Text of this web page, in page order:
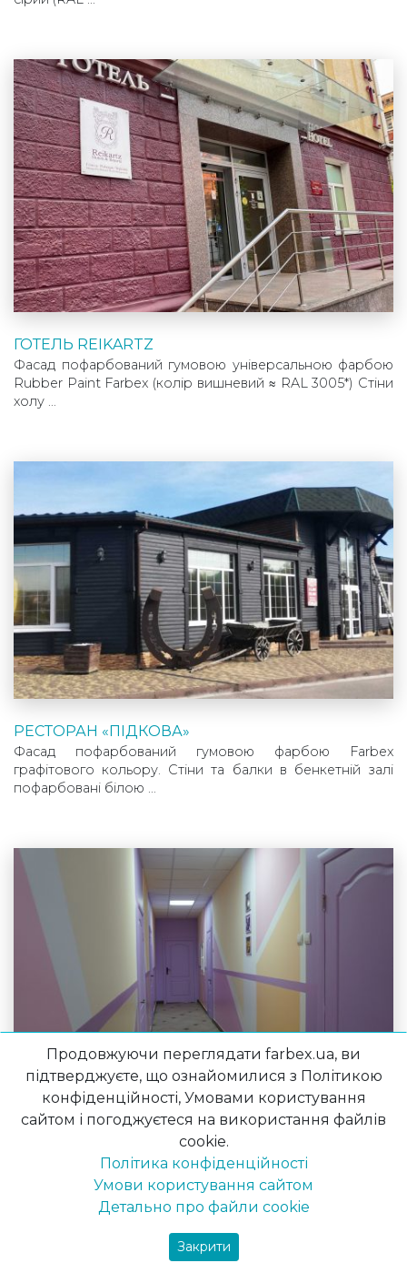
ГОТЕЛЬ REIKARTZ
Фасад пофарбований гумовою універсальною фарбою
Rubber Paint Farbex (колір вишневий ≈ RAL 3005*) Стіни
холу …
РЕСТОРАН «ПІДКОВА»
Фасад пофарбований гумовою фарбою Farbex
графітового кольору. Стіни та балки в бенкетній залі
пофарбовані білою …
СУМСЬКА СПЕЦІАЛІЗОВАНА ШКОЛА I СТУПЕНЯ
Дизайн стін Сумської спеціалізованої школи I ступеня
№30 "Унікум" створений за допомогою латексної фарби
Продовжуючи переглядати farbex.ua, ви
підтверджуєте, що ознайомилися з Політикою
конфіденційності, Умовами користування
сайтом і погоджуєтеся на використання файлів
cookie.
Політика конфіденційності
Умови користування сайтом
Детально про файли cookie
Закрити